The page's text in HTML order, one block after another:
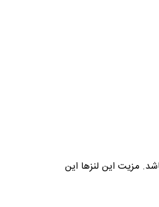
مزیت این لنزها این